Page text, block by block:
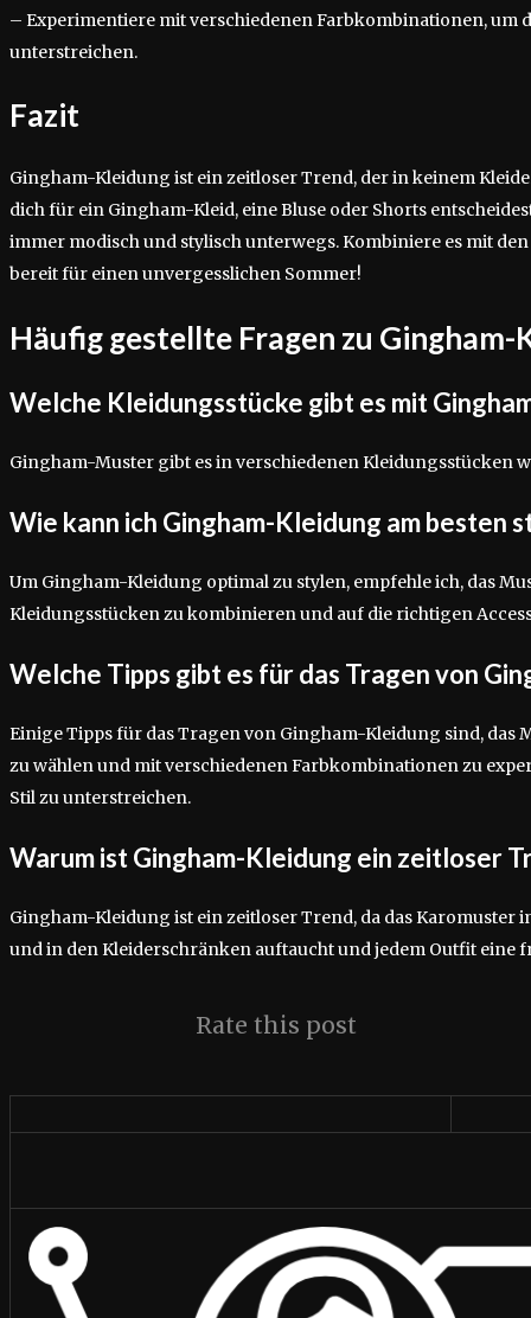
– Experimentiere mit verschiedenen Farbkombinationen, um
unterstreichen.
Fazit
Gingham-Kleidung ist ein zeitloser Trend, der in keinem
dich für ein Gingham-Kleid, eine Bluse oder Shorts
immer modisch und stylisch unterwegs. Kombiniere es mit
bereit für einen unvergesslichen Sommer!
Häufig gestellte Fragen zu Gingham-
Welche Kleidungsstücke gibt es mit
Gingham-Muster gibt es in verschiedenen Kleidungsstücken
Wie kann ich Gingham-Kleidung am besten
Um Gingham-Kleidung optimal zu stylen, empfehle ich, das
Kleidungsstücken zu kombinieren und auf die richtigen
Welche Tipps gibt es für das Tragen von
Einige Tipps für das Tragen von Gingham-Kleidung sind, das
zu wählen und mit verschiedenen Farbkombinationen zu
Stil zu unterstreichen.
Warum ist Gingham-Kleidung ein zeitloser
Gingham-Kleidung ist ein zeitloser Trend, da das Karomuster
und in den Kleiderschränken auftaucht und jedem Outfit eine
Rate this post